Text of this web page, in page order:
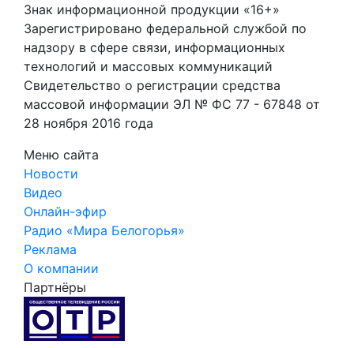
Знак информационной продукции «16+»
Зарегистрировано федеральной службой по
надзору в сфере связи, информационных
технологий и массовых коммуникаций
Свидетельство о регистрации средства
массовой информации ЭЛ № ФС 77 - 67848 от
28 ноября 2016 года
Меню сайта
Новости
Видео
Онлайн-эфир
Радио «Мира Белогорья»
Реклама
О компании
Партнёры